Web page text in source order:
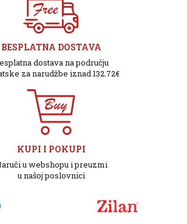
BESPLATNA DOSTAVA
dostava na području
za narudžbe iznad 132.72€
KUPI I POKUPI
u webshopu i preuzmi
u našoj poslovnici